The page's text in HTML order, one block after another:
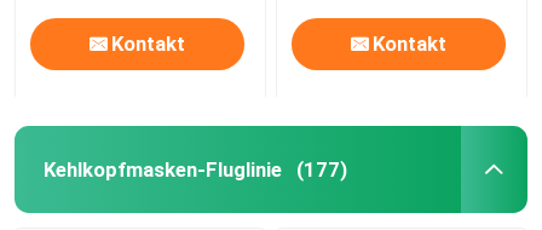
Kontakt Kontakt
Kehlkopfmasken-Fluglinie (177)